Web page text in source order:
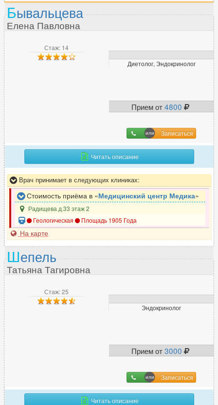
Стаж: 14
Диетолог, Эндокринолог
Прием от4800
Записаться
Бывальцева
Елена Павловна
Читать описание
Врач принимает в следующих клиниках:
Стоимость приёма в «Медицинский центр Медика»
Радищева д.33 этаж 2
Геологическая
Площадь 1905 Года
На карте
Стаж: 25
Эндокринолог
Прием от3000
Записаться
Шепель
Татьяна Тагировна
Читать описание